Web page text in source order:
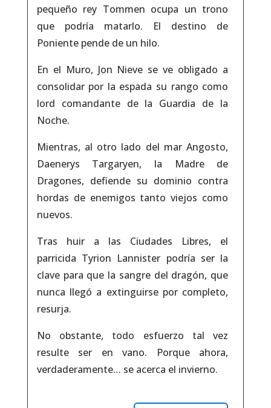
pequeño rey Tommen ocupa un trono
que podría matarlo. El destino de
Poniente pende de un hilo.
En el Muro, Jon Nieve se ve obligado a
consolidar por la espada su rango como
lord comandante de la Guardia de la
Noche.
Mientras, al otro lado del mar Angosto,
Daenerys Targaryen, la Madre de
Dragones, defiende su dominio contra
hordas de enemigos tanto viejos como
nuevos.
Tras huir a las Ciudades Libres, el
parricida Tyrion Lannister podría ser la
clave para que la sangre del dragón, que
nunca llegó a extinguirse por completo,
resurja.
No obstante, todo esfuerzo tal vez
resulte ser en vano. Porque ahora,
verdaderamente… se acerca el invierno.